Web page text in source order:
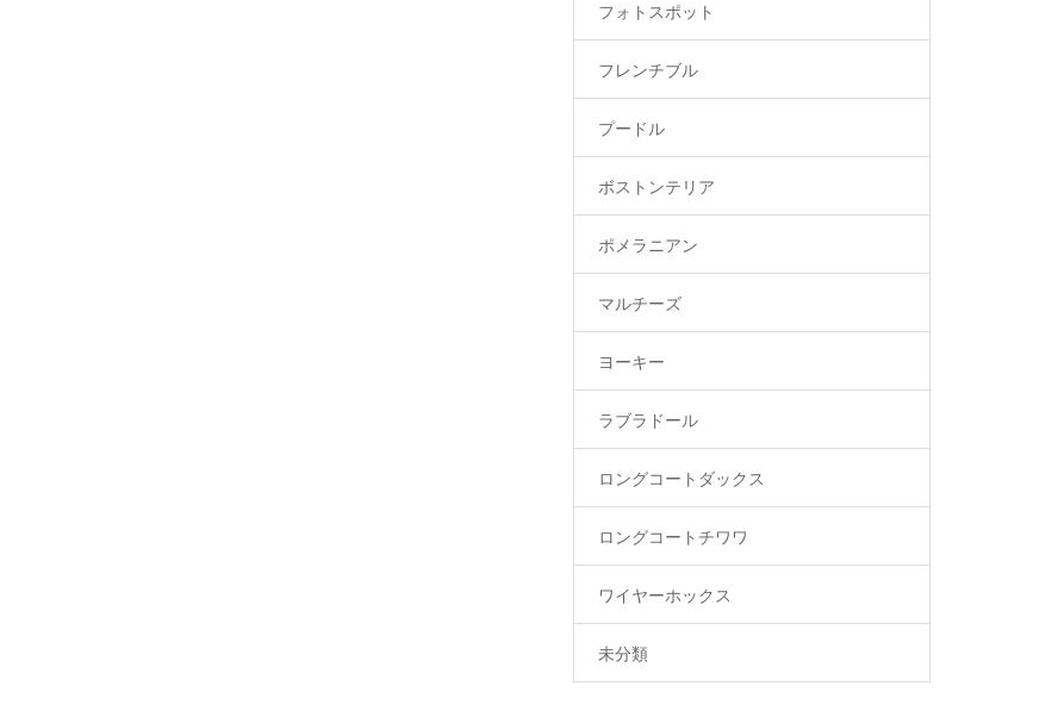
フォトスポット
フレンチブル
プードル
ボストンテリア
ポメラニアン
マルチーズ
ヨーキー
ラブラドール
ロングコートダックス
ロングコートチワワ
ワイヤーホックス
未分類